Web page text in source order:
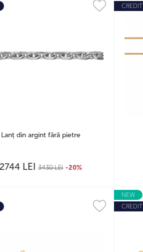
Lanț din argint fără pietre
2744 LEI 3430LEI -20%
CREDIT
NEW
CREDIT